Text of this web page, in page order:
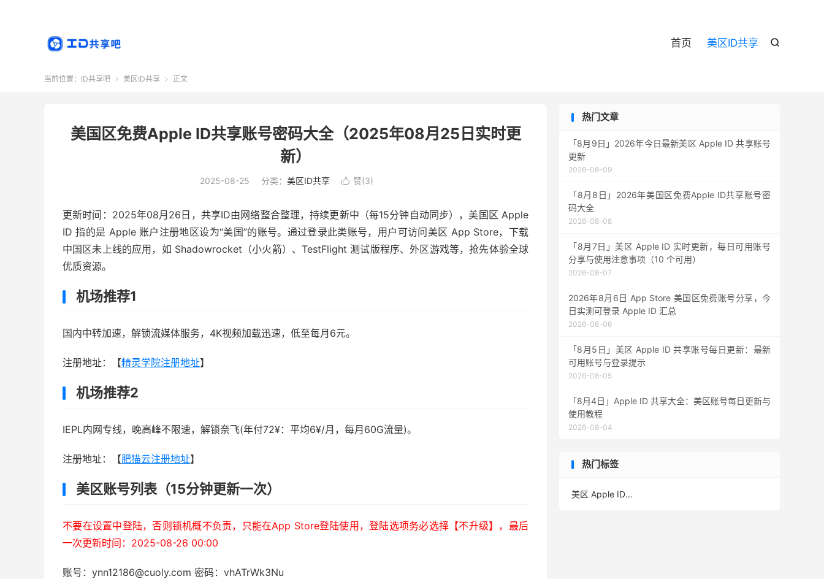

首页 美区ID共享
当前位置： ID共享吧  美区ID共享  正文
美国区免费Apple ID共享账号密码大全（2025年08月25日实时更
新）
2025-08-25 分类： 美区ID共享  赞(3)
更新时间：2025年08月26日，共享ID由网络整合整理，持续更新中（每15分钟自动同步），美国区 Apple
ID 指的是 Apple 账户注册地区设为“美国”的账号。通过登录此类账号，用户可访问美区 App Store，下载
中国区未上线的应用，如 Shadowrocket（小火箭）、TestFlight 测试版程序、外区游戏等，抢先体验全球
优质资源。
机场推荐1
国内中转加速，解锁流媒体服务，4K视频加载迅速，低至每月6元。
注册地址：【精灵学院注册地址】
机场推荐2
IEPL内网专线，晚高峰不限速，解锁奈飞(年付72¥：平均6¥/月，每月60G流量)。
注册地址：【肥猫云注册地址】
美区账号列表（15分钟更新一次）
不要在设置中登陆，否则锁机概不负责，只能在App Store登陆使用，登陆选项务必选择【不升级】，最后
一次更新时间：2025-08-26 00:00
账号： ynn12186@cuoly.com 密码：vhATrWk3Nu
热门文章
「8月9日」2026年今日最新美区 Apple ID 共享账号
更新
2026-08-09
「8月8日」2026年美国区免费Apple ID共享账号密
码大全
2026-08-08
「8月7日」美区 Apple ID 实时更新，每日可用账号
分享与使用注意事项（10 个可用）
2026-08-07
2026年8月6日 App Store 美国区免费账号分享，今
日实测可登录 Apple ID 汇总
2026-08-06
「8月5日」美区 Apple ID 共享账号每日更新：最新
可用账号与登录提示
2026-08-05
「8月4日」Apple ID 共享大全：美区账号每日更新与
使用教程
2026-08-04
热门标签
美区 Apple ID(391)